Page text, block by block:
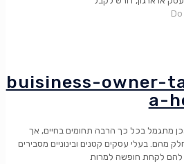
buisiness-owner-
a-
מתגמל בכל כך הרבה תחומים בחיים, אך
מהם. בעלי עסקים קטנים ובינוניים מסבירים
לקחת חופשה למרות